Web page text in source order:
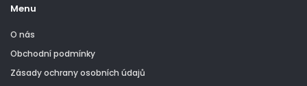
Menu
O nás
Obchodní podmínky
Zásady ochrany osobních údajů